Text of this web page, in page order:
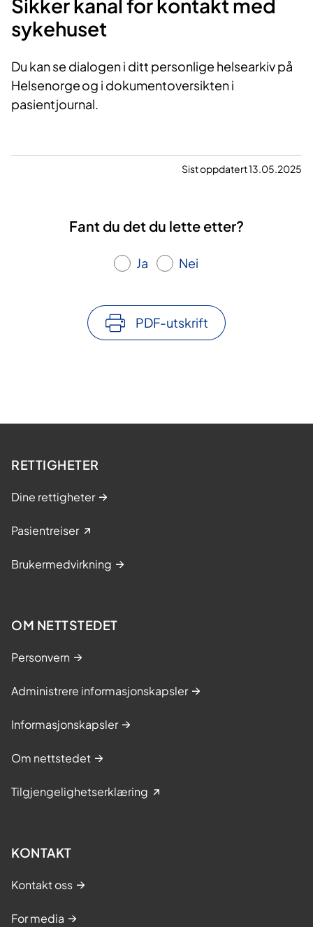
Sikker kanal for kontakt med
sykehuset
Du kan se dialogen i ditt personlige helsearkiv på
Helsenorge og i dokumentoversikten i
pasientjournal.
Sist oppdatert 13.05.2025
Fant du det du lette etter?
Ja Nei
PDF-utskrift
RETTIGHETER
Dine rettigheter
Pasientreiser
Brukermedvirkning
OM NETTSTEDET
Personvern
Administrere informasjonskapsler
Informasjonskapsler
Om nettstedet
Tilgjengelighetserklæring
KONTAKT
Kontakt oss
For media